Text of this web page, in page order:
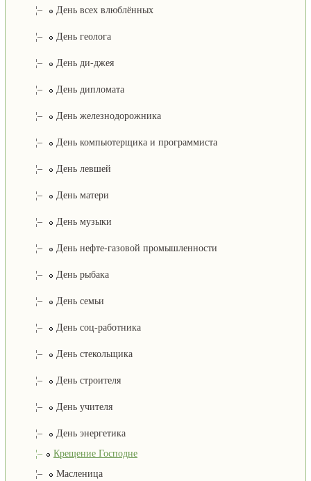
¦– День всех влюблённых
¦– День геолога
¦– День ди-джея
¦– День дипломата
¦– День железнодорожника
¦– День компьютерщика и программиста
¦– День левшей
¦– День матери
¦– День музыки
¦– День нефте-газовой промышленности
¦– День рыбака
¦– День семьи
¦– День соц-работника
¦– День стекольщика
¦– День строителя
¦– День учителя
¦–
День энергетика
¦–
Крещение Господне
¦–
Масленица